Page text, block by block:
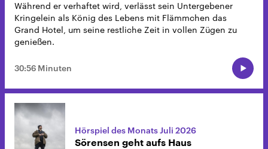
Während er verhaftet wird, verlässt sein Untergebener
Kringelein als König des Lebens mit Flämmchen das
Grand Hotel, um seine restliche Zeit in vollen Zügen zu
genießen.
30:56 Minuten
Hörspiel des Monats Juli 2026
Sörensen geht aufs Haus